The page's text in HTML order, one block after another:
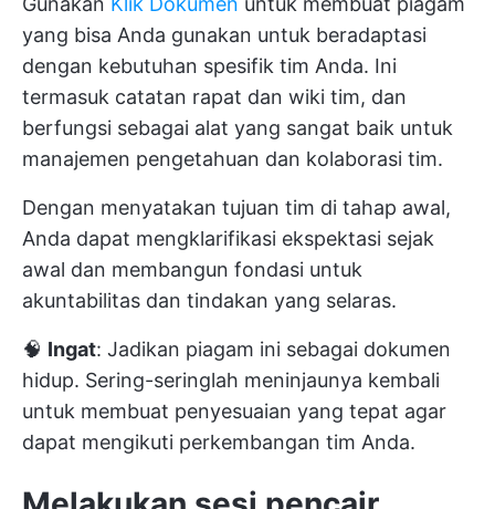
yang bisa Anda gunakan untuk beradaptasi
dengan kebutuhan spesifik tim Anda. Ini
termasuk catatan rapat dan wiki tim, dan
berfungsi sebagai alat yang sangat baik untuk
manajemen pengetahuan dan kolaborasi tim.
Dengan menyatakan tujuan tim di tahap awal,
Anda dapat mengklarifikasi ekspektasi sejak
awal dan membangun fondasi untuk
akuntabilitas dan tindakan yang selaras.
🧠 Ingat: Jadikan piagam ini sebagai dokumen
hidup. Sering-seringlah meninjaunya kembali
untuk membuat penyesuaian yang tepat agar
dapat mengikuti perkembangan tim Anda.